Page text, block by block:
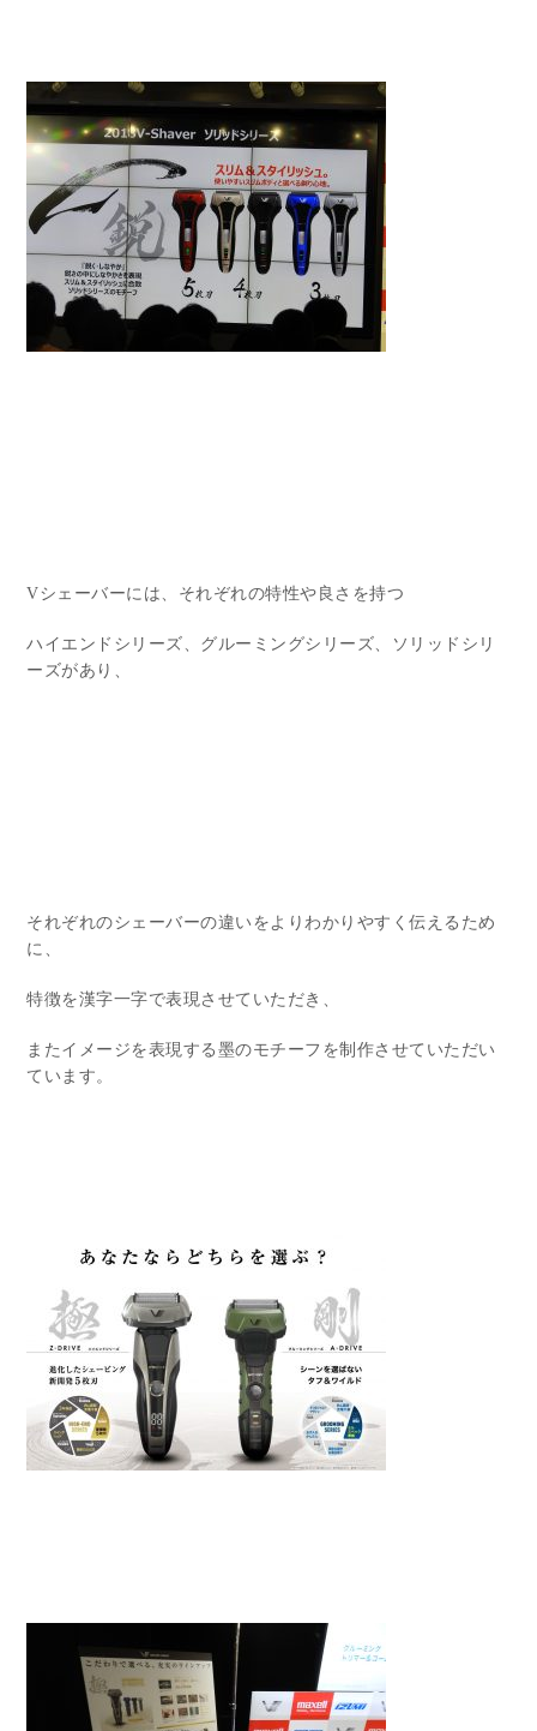
Vシェーバーには、それぞれの特性や良さを持つ
ハイエンドシリーズ、グルーミングシリーズ、ソリッドシリ
ーズがあり、
それぞれのシェーバーの違いをよりわかりやすく伝えるため
に、
特徴を漢字一字で表現させていただき、
またイメージを表現する墨のモチーフを制作させていただい
ています。